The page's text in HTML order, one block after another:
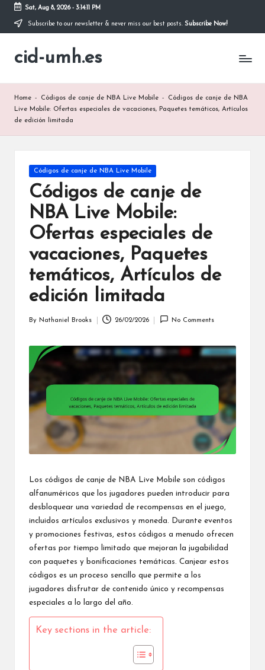
Skip
content
Sat, Aug 8, 2026- 3:14:13 PM
Subscribe to our newsletter & never miss our best posts. Subscribe Now!
cid-umh.es
Home - Códigos de canje de NBA Live Mobile -
Códigos de canje de NBA
Live Mobile: Ofertas especiales de vacaciones, Paquetes temáticos, Artículos
de edición limitada
Posted
Códigos de canje de NBA Live Mobile
Códigos de canje de
NBA Live Mobile:
Ofertas especiales de
vacaciones, Paquetes
temáticos, Artículos de
edición limitada
By Nathaniel Brooks 26/02/2026 No Comments
Los códigos de canje de NBA Live Mobile son códigos
alfanuméricos que los jugadores pueden introducir para
desbloquear una variedad de recompensas en el juego,
incluidos artículos exclusivos y moneda. Durante eventos
y promociones festivas, estos códigos a menudo ofrecen
ofertas por tiempo limitado que mejoran la jugabilidad
con paquetes y bonificaciones temáticas. Canjear estos
códigos es un proceso sencillo que permite a los
jugadores disfrutar de contenido único y recompensas
especiales a lo largo del año.
Key sections in the article: